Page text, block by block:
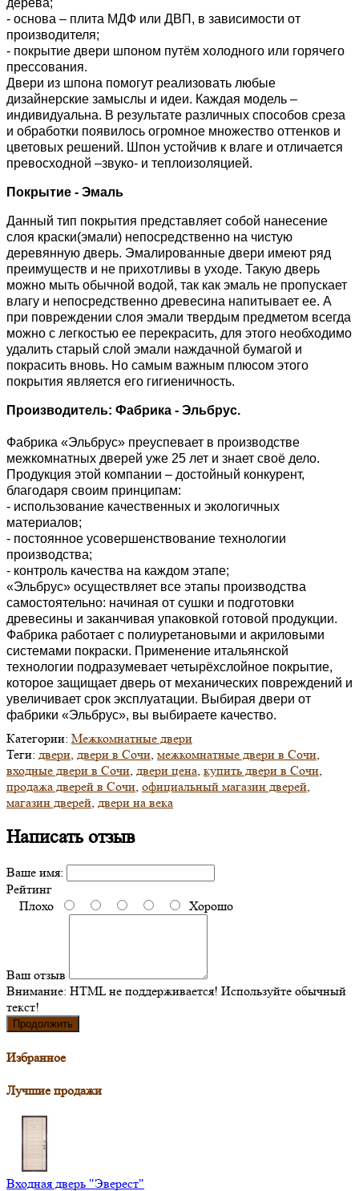
дерева;
- основа – плита МДФ или ДВП, в зависимости от
производителя;
- покрытие двери шпоном путём холодного или горячего
прессования.
Двери из шпона помогут реализовать любые
дизайнерские замыслы и идеи. Каждая модель –
индивидуальна. В результате различных способов среза
и обработки появилось огромное множество оттенков и
цветовых решений. Шпон устойчив к влаге и отличается
превосходной –звуко- и теплоизоляцией.
Покрытие - Эмаль
Данный тип покрытия представляет собой нанесение
слоя краски(эмали) непосредственно на чистую
деревянную дверь. Эмалированные двери имеют ряд
преимуществ и не прихотливы в уходе. Такую дверь
можно мыть обычной водой, так как эмаль не пропускает
влагу и непосредственно древесина напитывает ее. А
при повреждении слоя эмали твердым предметом всегда
можно с легкостью ее перекрасить, для этого необходимо
удалить старый слой эмали наждачной бумагой и
покрасить вновь. Но самым важным плюсом этого
покрытия является его гигиеничность.
Производитель: Фабрика - Эльбрус.
Фабрика «Эльбрус» преуспевает в производстве
межкомнатных дверей уже 25 лет и знает своё дело.
Продукция этой компании – достойный конкурент,
благодаря своим принципам:
- использование качественных и экологичных
материалов;
- постоянное усовершенствование технологии
производства;
- контроль качества на каждом этапе;
«Эльбрус» осуществляет все этапы производства
самостоятельно: начиная от сушки и подготовки
древесины и заканчивая упаковкой готовой продукции.
Фабрика работает с полиуретановыми и акриловыми
системами покраски. Применение итальянской
технологии подразумевает четырёхслойное покрытие,
которое защищает дверь от механических повреждений и
увеличивает срок эксплуатации. Выбирая двери от
фабрики «Эльбрус», вы выбираете качество.
Категории: Межкомнатные двери
Теги: двери двери в Сочи межкомнатные двери в Сочи
входные двери в Сочи двери цена купить двери в Сочи
продажа дверей в Сочи официальный магазин дверей
магазин дверей двери на века
Написать отзыв
Ваше имя:
Рейтинг
Плохо
Хорошо
Ваш отзыв
Внимание: HTML не поддерживается! Используйте обычный
текст!
Продолжить
Избранное
Лучшие продажи
Входная дверь "Эверест"